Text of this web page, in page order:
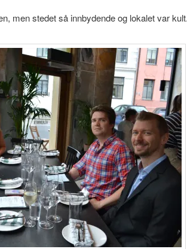
men stedet så innbydende og lokalet var